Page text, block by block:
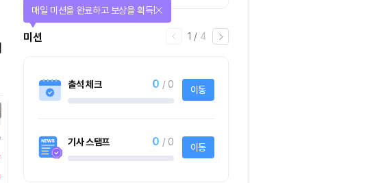
1 / 4
미션
매일 미션을 완료하고 보상을 획득!
출석 체크 0 / 0 이동
기사 스탬프 0 / 0 이동